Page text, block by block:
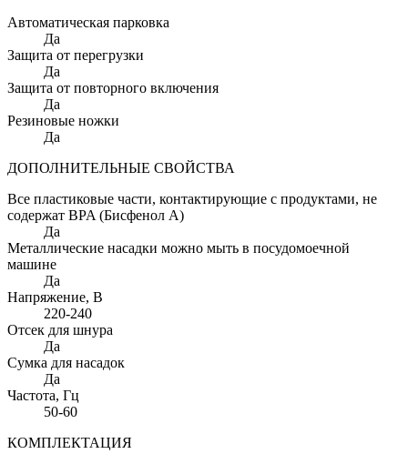
Автоматическая парковка
Да
Защита от перегрузки
Да
Защита от повторного включения
Да
Резиновые ножки
Да
ДОПОЛНИТЕЛЬНЫЕ СВОЙСТВА
Все пластиковые части, контактирующие с продуктами, не
содержат BPA (Бисфенол А)
Да
Металлические насадки можно мыть в посудомоечной
машине
Да
Напряжение, В
220-240
Отсек для шнура
Да
Сумка для насадок
Да
Частота, Гц
50-60
КОМПЛЕКТАЦИЯ